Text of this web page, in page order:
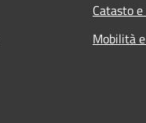
Catasto
Mobilità